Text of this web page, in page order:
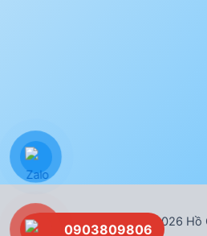
Bản quyền © 2026 Hồ
0903809806